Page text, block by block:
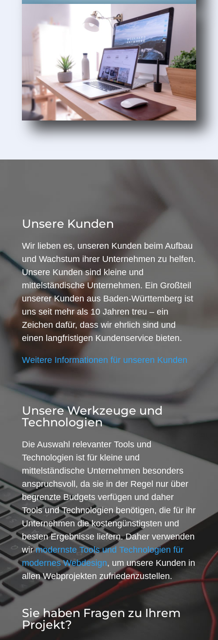
Unsere Kunden
Wir lieben es, unseren Kunden beim Aufbau
und Wachstum ihrer Unternehmen zu helfen.
Unsere Kunden sind kleine und
mittelständische Unternehmen. Ein Großteil
unserer Kunden aus Baden-Württemberg ist
uns seit mehr als 10 Jahren treu – ein
Zeichen dafür, dass wir ehrlich sind und
einen langfristigen Kundenservice bieten.
Weitere Informationen für unseren Kunden
Unsere Werkzeuge und
Technologien
Die Auswahl relevanter Tools und
Technologien ist für kleine und
mittelständische Unternehmen besonders
anspruchsvoll, da sie in der Regel nur über
begrenzte Budgets verfügen und daher
Tools und Technologien benötigen, die für ihr
Unternehmen die kostengünstigsten und
besten Ergebnisse liefern. Daher verwenden
wirmodernste Tools und Technologien für
modernes Webdesign, um unsere Kunden in
allen Webprojekten zufriedenzustellen.
Sie haben Fragen zu Ihrem
Projekt?